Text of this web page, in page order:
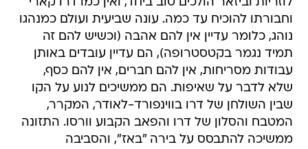
וחבורתו להוכיח עד כמה. עונה שביעית ועולם כמנהגו
נוהג, כלומר עדיין אין להם אהבה (וכשיש להם זה
תמיד נגמר בקטסטרופה), הם עדיין עובדים באותן
עבודות מסריחות, אין להם חברים, אין להם כסף,
שלא לדבר על שאיפות. הם ממשיכים לנוע על הקו
שבין השולחן של דרו בווינפורד-לאודר, המקרר,
המטבח והסלון של דרו והפאב הקבוע וורסו. התזונה
ממשיכה להתבסס על בירה "באז", והסביבה